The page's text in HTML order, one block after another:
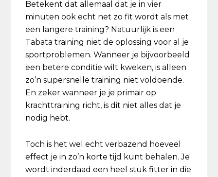
Betekent dat allemaal dat je in vier
minuten ook echt net zo fit wordt als met
een langere training? Natuurlijk is een
Tabata training niet de oplossing voor al je
sportproblemen. Wanneer je bijvoorbeeld
een betere conditie wilt kweken, is alleen
zo’n supersnelle training niet voldoende.
En zeker wanneer je je primair op
krachttraining richt, is dit niet alles dat je
nodig hebt.
Toch is het wel echt verbazend hoeveel
effect je in zo’n korte tijd kunt behalen. Je
wordt inderdaad een heel stuk fitter in die